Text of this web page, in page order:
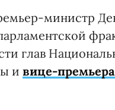
министр
глав
и вице-